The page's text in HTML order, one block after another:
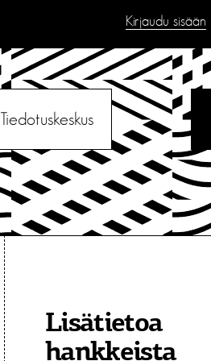
Kirjaudu sisään
Tiedotuskeskus
W
Lisätietoa
hankkeista